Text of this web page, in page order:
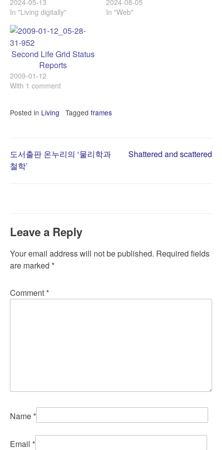
In "Living digitally"
In "Web"
Second Life Grid Status
Reports
2009-01-12
With 1 comment
Posted in Living Tagged frames
Post
도서출판 온누리의 ‘물리학과
철학’
Shattered and scattered
Leave a Reply
Your email address will not be published. Required fields
are marked *
Comment *
Name *
Email *